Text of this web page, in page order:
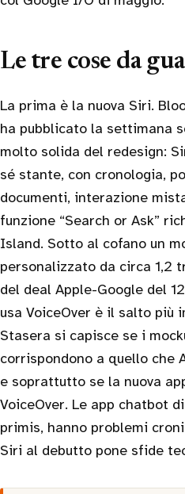
Le tre cose da
La prima è la nuova Siri.
ha pubblicato la settimana
molto solida del redesign:
sé stante, con cronologia,
documenti, interazione
funzione “Search or Ask”
Island. Sotto al cofano un
personalizzato da circa
del deal Apple-Google del
usa VoiceOver è il salto più
Stasera si capisce se i
corrispondono a quello che
e soprattutto se la nuova
VoiceOver. Le app chatbot
primis, hanno problemi
Siri al debutto pone sfide